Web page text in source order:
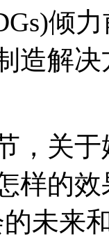
倾
造解
，关
样的
未来